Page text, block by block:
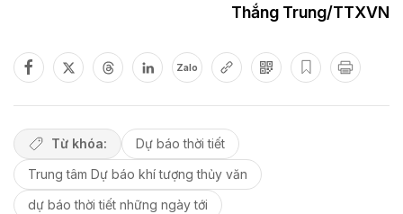
Thắng Trung/TTXVN
Zalo
Từ khóa:
Dự báo thời tiết
Trung tâm Dự báo khí tượng thủy văn
dự báo thời tiết những ngày tới